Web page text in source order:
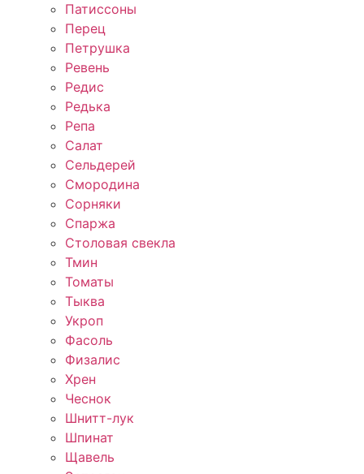
Патиссоны
Перец
Петрушка
Ревень
Редис
Редька
Репа
Салат
Сельдерей
Смородина
Сорняки
Спаржа
Столовая свекла
Тмин
Томаты
Тыква
Укроп
Фасоль
Физалис
Хрен
Чеснок
Шнитт-лук
Шпинат
Щавель